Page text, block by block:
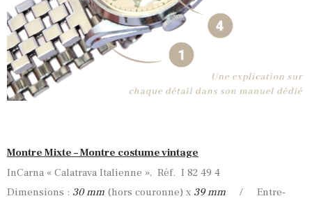
Montre Mixte – Montre costume vintage
InCarna « Calatrava Italienne », Réf. I 82 49 4
Dimensions : 30 mm (hors couronne) x 39 mm / Entre-